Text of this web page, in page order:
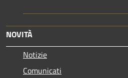
NOVITÀ
Notizie
Comunicati